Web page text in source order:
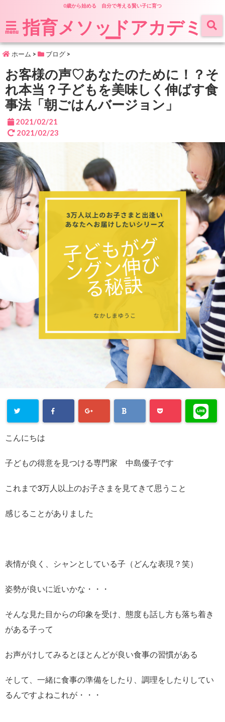
0歳から始める 自分で考える賢い子に育つ
menu 指育メソッドアカデミ
ー
ホーム > ブログ >
お客様の声♡あなたのために！？そ
れ本当？子どもを美味しく伸ばす食
事法「朝ごはんバージョン」
2021/02/21
2021/02/23
こんにちは
子どもの得意を見つける専門家 中島優子です
これまで3万人以上のお子さまを見てきて思うこと
感じることがありました
表情が良く、シャンとしている子（どんな表現？笑）
姿勢が良いに近いかな・・・
そんな見た目からの印象を受け、態度も話し方も落ち着き
がある子って
お声がけしてみるとほとんどが良い食事の習慣がある
そして、一緒に食事の準備をしたり、調理をしたりしてい
るんですよねこれが・・・